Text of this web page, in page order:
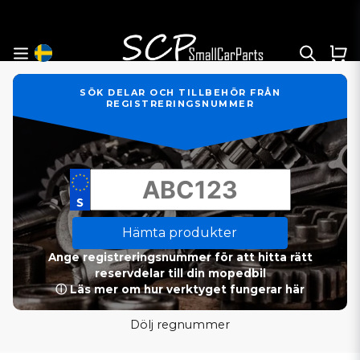
SÖK DELAR OCH TILLBEHÖR FRÅN
REGISTRERINGSNUMMER
Hämta produkter
Ange registreringsnummer för att hitta rätt
reservdelar till din mopedbil
ⓘ Läs mer om hur verktyget fungerar här
Dölj regnummer